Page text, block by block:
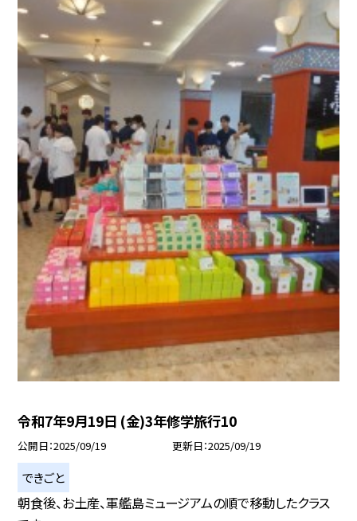
令和7年9月19日 (金)3年修学旅行10
公開日 2025/09/19 更新日 2025/09/19
できごと
朝食後、お土産、軍艦島ミュージアムの順で移動したクラス